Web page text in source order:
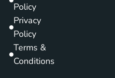
Policy
Privacy
Policy
Terms &
Conditions